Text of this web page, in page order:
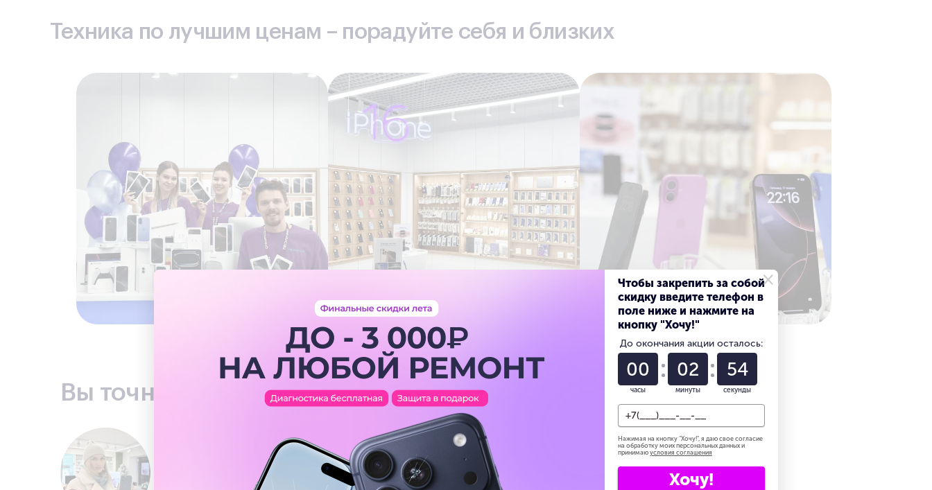
Техника по лучшим ценам – порадуйте себя и близких
Вы точно останетесь довольны
×
Чтобы закрепить за собой
скидку введите телефон в
поле ниже и нажмите на
кнопку "Хочу!"
До окончания акции осталось:
00
часы
02
минуты
53
секунды
Нажимая на кнопку "Хочу!", я даю свое согласие
на обработку моих персональных данных и
принимаю условия соглашения
Хочу!